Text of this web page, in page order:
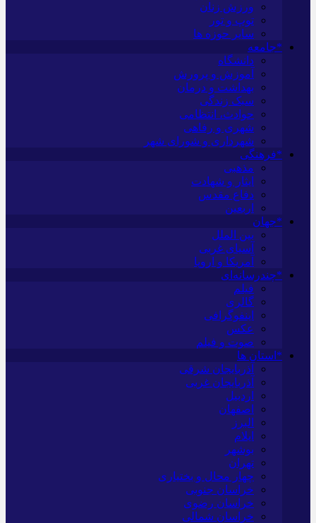
ورزش زنان
توپ و تور
سایر حوزه ها
*جامعه
دانشگاه
آموزش و پرورش
بهداشت و درمان
سبک زندگی
حوادث، انتظامی
شهری و رفاهی
شهرداری و شورای شهر
*فرهنگی
مذهبی
ایثار و شهادت
دفاع مقدس
اربعین
*جهان
بین الملل
آسیای غربی
آمریکا و اروپا
*چندرسانه‌ای
فیلم
گالری
اینفوگرافی
عکس
صوت و فیلم
*استان ها
آذربایجان شرقی
آذربایجان غربی
اردبیل
اصفهان
البرز
ایلام
بوشهر
تهران
چهار محال و بختیاری
خراسان جنوبی
خراسان رضوی
خراسان شمالی